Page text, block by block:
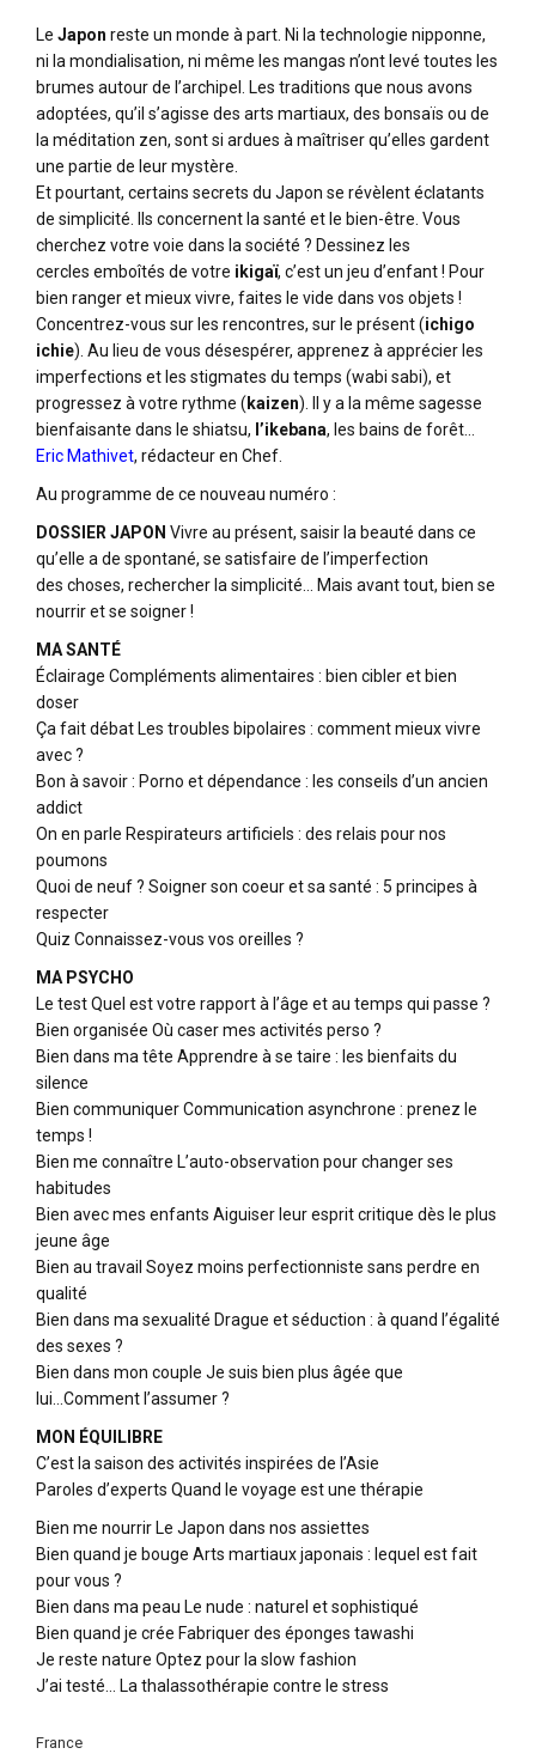
Le Japon reste un monde à part. Ni la technologie nipponne,
ni la mondialisation, ni même les mangas n’ont levé toutes les
brumes autour de l’archipel. Les traditions que nous avons
adoptées, qu’il s’agisse des arts martiaux, des bonsaïs ou de
la méditation zen, sont si ardues à maîtriser qu’elles gardent
une partie de leur mystère.
Et pourtant, certains secrets du Japon se révèlent éclatants
de simplicité. Ils concernent la santé et le bien-être. Vous
cherchez votre voie dans la société ? Dessinez les
cercles emboîtés de votre ikigaï, c’est un jeu d’enfant ! Pour
bien ranger et mieux vivre, faites le vide dans vos objets !
Concentrez-vous sur les rencontres, sur le présent (ichigo
ichie). Au lieu de vous désespérer, apprenez à apprécier les
imperfections et les stigmates du temps (wabi sabi), et
progressez à votre rythme ( kaizen). Il y a la même sagesse
bienfaisante dans le shiatsu, l’ikebana, les bains de forêt…
Eric Mathivet, rédacteur en Chef.
Au programme de ce nouveau numéro :
DOSSIER JAPON Vivre au présent, saisir la beauté dans ce
qu’elle a de spontané, se satisfaire de l’imperfection
des choses, rechercher la simplicité… Mais avant tout, bien se
nourrir et se soigner !
MA SANTÉ
Éclairage Compléments alimentaires : bien cibler et bien
doser
Ça fait débat Les troubles bipolaires : comment mieux vivre
avec ?
Bon à savoir : Porno et dépendance : les conseils d’un ancien
addict
On en parle Respirateurs artificiels : des relais pour nos
poumons
Quoi de neuf ? Soigner son coeur et sa santé : 5 principes à
respecter
Quiz Connaissez-vous vos oreilles ?
MA PSYCHO
Le test Quel est votre rapport à l’âge et au temps qui passe ?
Bien organisée Où caser mes activités perso ?
Bien dans ma tête Apprendre à se taire : les bienfaits du
silence
Bien communiquer Communication asynchrone : prenez le
temps !
Bien me connaître L’auto-observation pour changer ses
habitudes
Bien avec mes enfants Aiguiser leur esprit critique dès le plus
jeune âge
Bien au travail Soyez moins perfectionniste sans perdre en
qualité
Bien dans ma sexualité Drague et séduction : à quand l’égalité
des sexes ?
Bien dans mon couple Je suis bien plus âgée que
lui...Comment l’assumer ?
MON ÉQUILIBRE
C’est la saison des activités inspirées de l’Asie
Paroles d’experts Quand le voyage est une thérapie
Bien me nourrir Le Japon dans nos assiettes
Bien quand je bouge Arts martiaux japonais : lequel est fait
pour vous ?
Bien dans ma peau Le nude : naturel et sophistiqué
Bien quand je crée Fabriquer des éponges tawashi
Je reste nature Optez pour la slow fashion
J’ai testé… La thalassothérapie contre le stress
Plus
France